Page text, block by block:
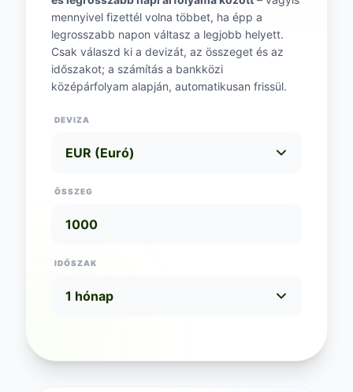
mennyivel fizettél volna többet, ha épp a
legrosszabb napon váltasz a legjobb helyett.
Csak válaszd ki a devizát, az összeget és az
időszakot; a számítás a bankközi
középárfolyam alapján, automatikusan frissül.
DEVIZA
ÖSSZEG
IDŐSZAK